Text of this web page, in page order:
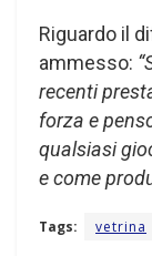
Riguardo il
ammesso:
recenti
forza e
qualsiasi
e come
Tags: vetrina